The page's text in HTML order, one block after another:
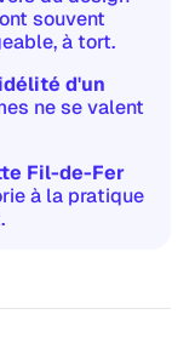
souvent
à tort.
d'un
ne se valent
Fil-de-Fer
à la pratique